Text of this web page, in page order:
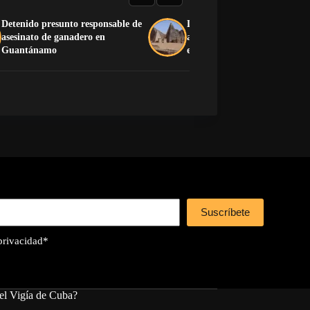
Detenido presunto responsable de
asesinato de ganadero en
Guantánamo
La guerra y la arena
amenazan las pirámides de
en Sudán
Suscríbete
*
Vigía de Cuba?